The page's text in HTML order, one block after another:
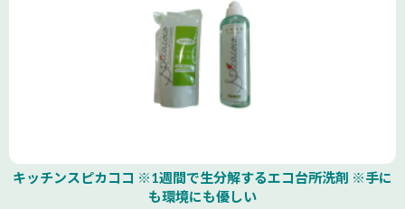
キッチンスピカココ ※1週間で生分解するエコ台所洗剤 ※手に
も環境にも優しい